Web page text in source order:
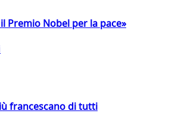
Premio Nobel per la pace»
francescano di tutti